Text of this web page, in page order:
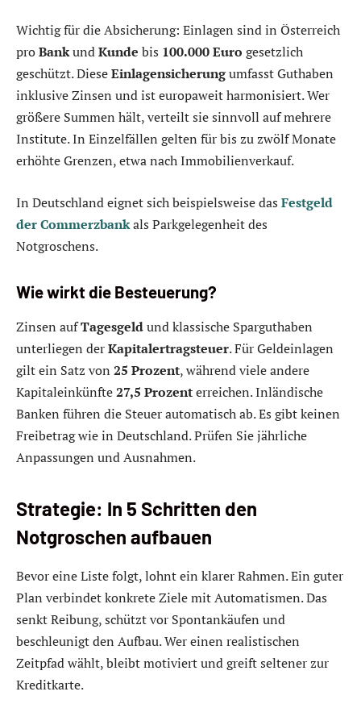
Wichtig für die Absicherung: Einlagen sind in Österreich
proBankundKunde bis 100.000 Euro gesetzlich
geschützt. DieseEinlagensicherungumfasst Guthaben
inklusive Zinsen und ist europaweit harmonisiert. Wer
größere Summen hält, verteilt sie sinnvoll auf mehrere
Institute. In Einzelfällen gelten für bis zu zwölf Monate
erhöhte Grenzen, etwa nach Immobilienverkauf.
In Deutschland eignet sich beispielsweise das Festgeld
der Commerzbankals Parkgelegenheit des
Notgroschens.
Wie wirkt die Besteuerung?
Zinsen aufTagesgeldund klassische Sparguthaben
unterliegen derKapitalertragsteuer. Für Geldeinlagen
gilt ein Satz von 25 Prozent, während viele andere
Kapitaleinkünfte27,5 Prozenterreichen. Inländische
Banken führen die Steuer automatisch ab. Es gibt keinen
Freibetrag wie in Deutschland. Prüfen Sie jährliche
Anpassungen und Ausnahmen.
Strategie: In 5 Schritten den
Notgroschen aufbauen
Bevor eine Liste folgt, lohnt ein klarer Rahmen. Ein guter
Plan verbindet konkrete Ziele mit Automatismen. Das
senkt Reibung, schützt vor Spontankäufen und
beschleunigt den Aufbau. Wer einen realistischen
Zeitpfad wählt, bleibt motiviert und greift seltener zur
Kreditkarte.